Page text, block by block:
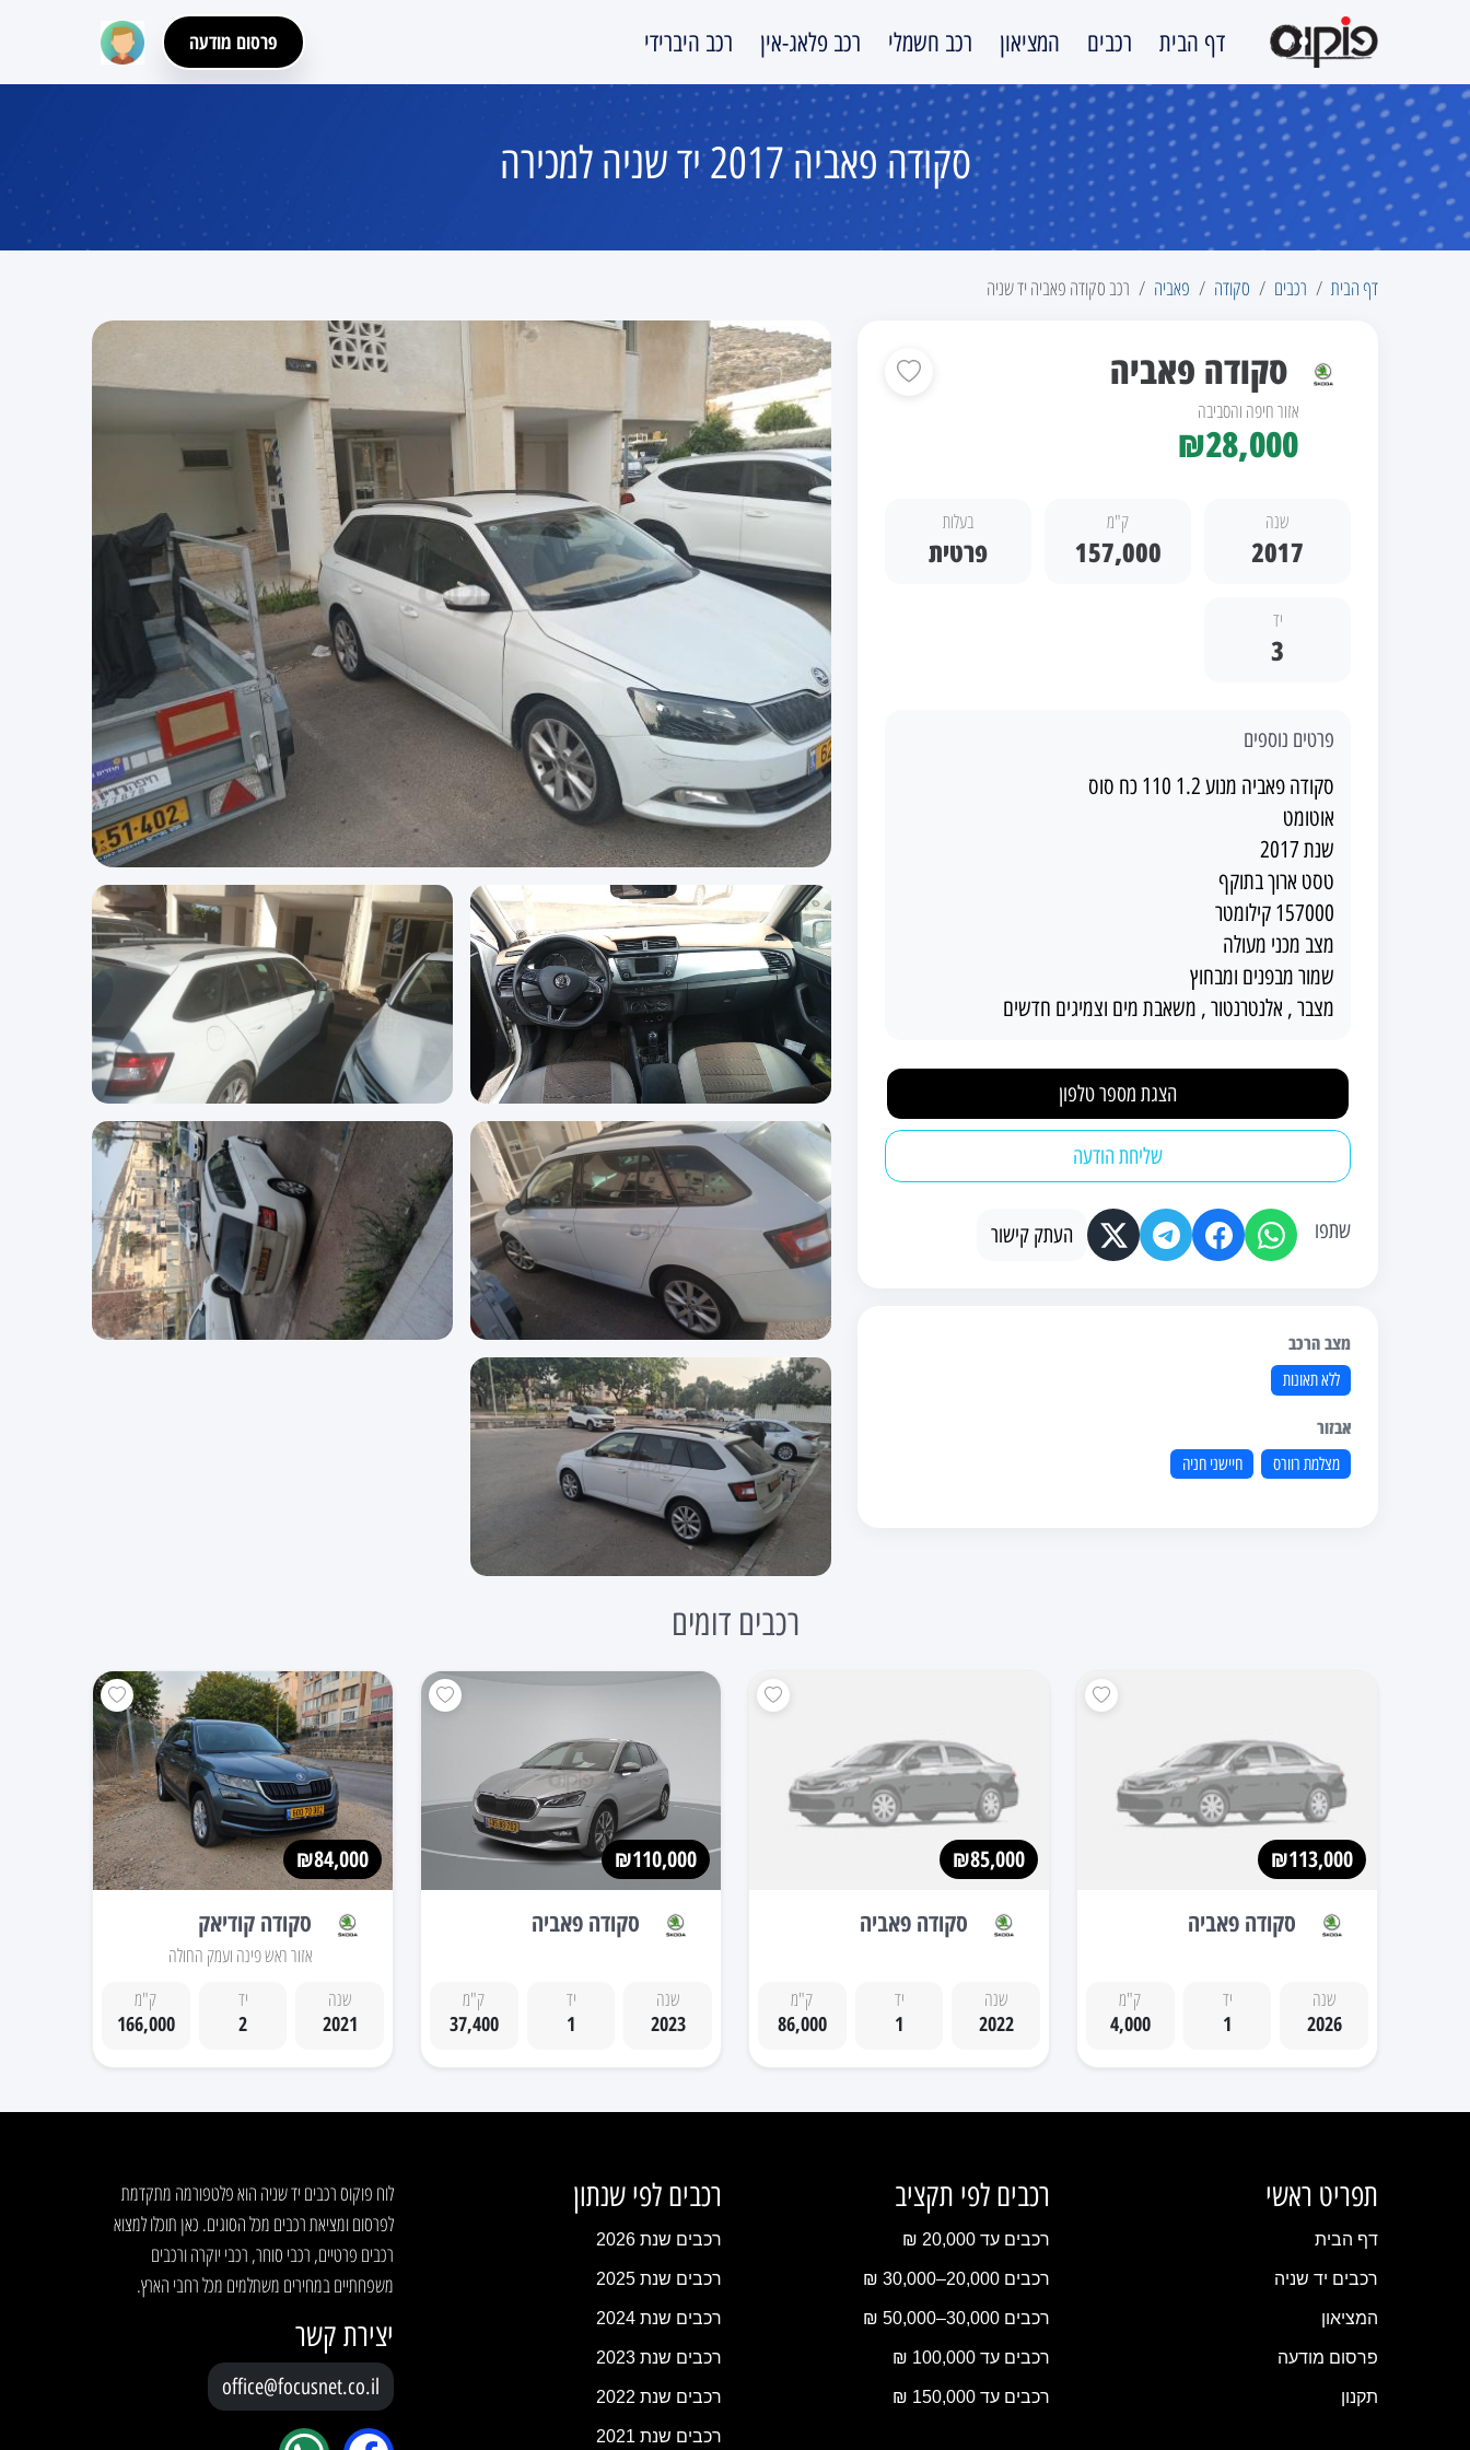
דף הבית רכבים המציאון רכב חשמלי רכב פלאג-אין רכב היברידי פרסום מודעה
סקודה פאביה 2017 יד שניה למכירה
דף הבית רכבים סקודה פאביה רכב סקודה פאביה יד שניה
סקודה פאביה
אזור חיפה והסביבה
₪28,000
שנה
2017
ק"מ
157,000
בעלות
פרטית
יד
3
פרטים נוספים
סקודה פאביה מנוע 1.2 110 כח סוס
אוטומט
שנת 2017
טסט ארוך בתוקף
157000 קילומטר
מצב מכני מעולה
שמור מבפנים ומבחוץ
מצבר , אלנטרנטור , משאבת מים וצמיגים חדשים
הצגת מספר טלפון
שליחת הודעה
שתפו העתק קישור
מצב הרכב
ללא תאונות
אבזור
מצלמת רוורס חיישני חניה
רכבים דומים
₪113,000
סקודה פאביה
שנה
2026
יד
1
ק"מ
4,000
₪85,000
סקודה פאביה
שנה
2022
יד
1
ק"מ
86,000
₪110,000
סקודה פאביה
שנה
2023
יד
1
ק"מ
37,400
₪84,000
סקודה קודיאק
אזור ראש פינה ועמק החולה
שנה
2021
יד
2
ק"מ
166,000
תפריט ראשי
דף הבית
רכבים יד שניה
המציאון
פרסום מודעה
תקנון
רכבים לפי תקציב
רכבים עד 20,000 ₪
רכבים 20,000–30,000 ₪
רכבים 30,000–50,000 ₪
רכבים עד 100,000 ₪
רכבים עד 150,000 ₪
רכבים לפי שנתון
רכבים שנת 2026
רכבים שנת 2025
רכבים שנת 2024
רכבים שנת 2023
רכבים שנת 2022
רכבים שנת 2021
לוח פוקוס רכבים יד שניה הוא פלטפורמה מתקדמת
לפרסום ומציאת רכבים מכל הסוגים. כאן תוכלו למצוא
רכבים פרטיים, רכבי סוחר, רכבי יוקרה ורכבים
משפחתיים במחירים משתלמים מכל רחבי הארץ.
יצירת קשר
office@focusnet.co.il